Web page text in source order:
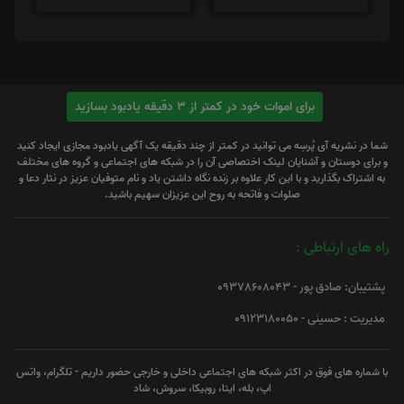
برای اموات خود در کمتر از 3 دقیقه یادبود بسازید
شما در نشریه آی پُرسِه می توانید در کمتر از چند دقیقه یک آگهی یادبود مجازی ایجاد کنید
و برای دوستان و آشنایان لینک اختصاصی آن را در شبکه های اجتماعی و گروه های مختلف
به اشتراک بگذارید و با این کار علاوه بر زنده نگاه داشتن یاد و نام متوفیان عزیز در نثار دعا و
صلوات و فاتحه به روح این عزیزان سهیم باشید.
راه های ارتباطی :
پشتیبان: صادق پور - 09378608043
مدیریت : حسینی - 09123180050
با شماره های فوق در اکثر شبکه های اجتماعی داخلی و خارجی حضور داریم - تلگرام، واتس
اپ، بله، ایتا، روبیکا، سروش، شاد